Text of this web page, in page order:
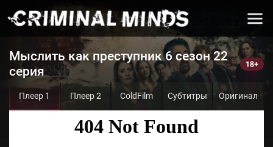
Мыслить как преступник 6 сезон 22
серия
Плеер 1 Плеер 2 ColdFilm Субтитры Оригинал